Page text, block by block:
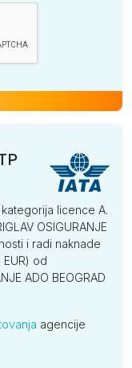
licence A.
OSIGURANJE
i radi naknade
od
ADO BEOGRAD
agencije